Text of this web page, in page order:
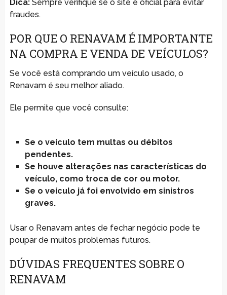
Dica:Sempre verifique se o site é oficial para evitar
fraudes.
POR QUE O RENAVAM É IMPORTANTE
NA COMPRA E VENDA DE VEÍCULOS?
Se você está comprando um veículo usado, o
Renavam é seu melhor aliado.
Ele permite que você consulte:
Se o veículo tem multas ou débitos
pendentes.
Se houve alterações nas características do
veículo, como troca de cor ou motor.
Se o veículo já foi envolvido em sinistros
graves.
Usar o Renavam antes de fechar negócio pode te
poupar de muitos problemas futuros.
DÚVIDAS FREQUENTES SOBRE O
RENAVAM